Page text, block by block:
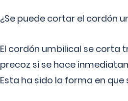
¿Se puede cortar el cordón
El cordón umbilical se corta
precoz si se hace
Esta ha sido la forma en